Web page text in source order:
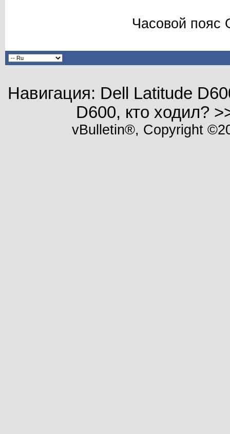
Часовой пояс
Навигация: Dell Latitude
D600, кто ходил?
vBulletin®, Copyright